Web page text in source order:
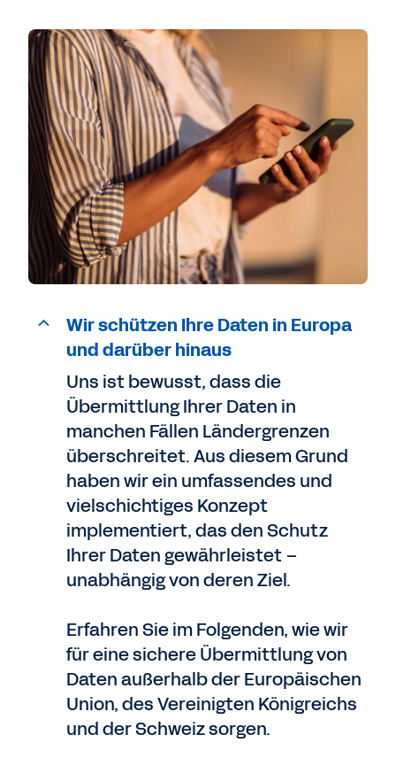
Wir schützen Ihre Daten in Europa
und darüber hinaus
Uns ist bewusst, dass die
Übermittlung Ihrer Daten in
manchen Fällen Ländergrenzen
überschreitet. Aus diesem Grund
haben wir ein umfassendes und
vielschichtiges Konzept
implementiert, das den Schutz
Ihrer Daten gewährleistet –
unabhängig von deren Ziel.
Erfahren Sie im Folgenden, wie wir
für eine sichere Übermittlung von
Daten außerhalb der Europäischen
Union, des Vereinigten Königreichs
und der Schweiz sorgen.